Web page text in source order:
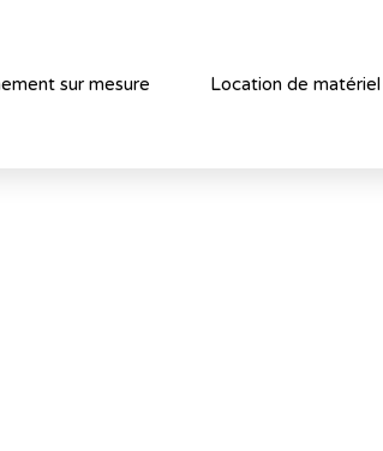
sur mesure Location de matériel